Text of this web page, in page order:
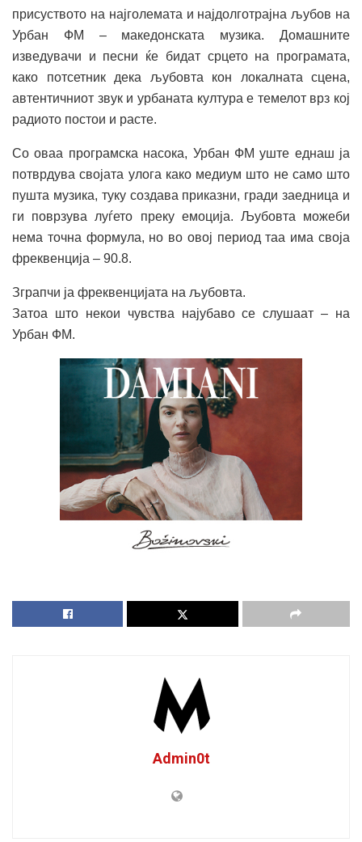
присуството на најголемата и најдолготрајна љубов на
Урбан ФМ – македонската музика. Домашните
изведувачи и песни ќе бидат срцето на програмата,
како потсетник дека љубовта кон локалната сцена,
автентичниот звук и урбаната култура е темелот врз кој
радиото постои и расте.
Со оваа програмска насока, Урбан ФМ уште еднаш ја
потврдува својата улога како медиум што не само што
пушта музика, туку создава приказни, гради заедница и
ги поврзува луѓето преку емоција. Љубовта можеби
нема точна формула, но во овој период таа има своја
фреквенција – 90.8.
Зграпчи ја фреквенцијата на љубовта.
Затоа што некои чувства најубаво се слушаат – на
Урбан ФМ.
Admin0t